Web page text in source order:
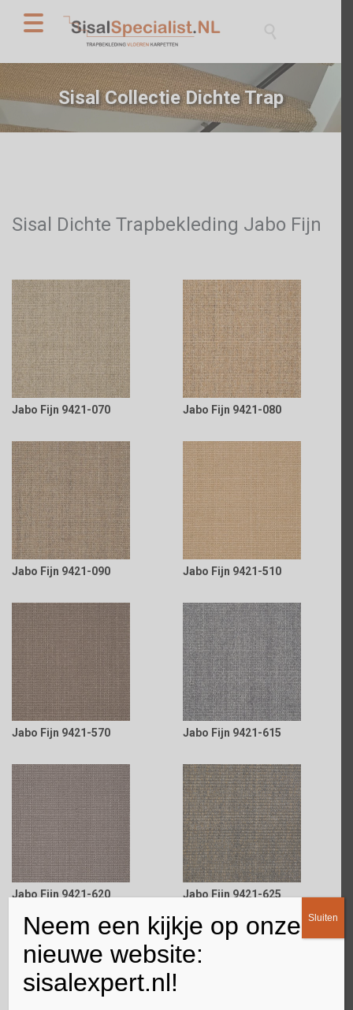
Sisal Collectie Dichte Trap
Sisal Dichte Trapbekleding Jabo Fijn
Jabo Fijn 9421-070 Jabo Fijn 9421-080
Jabo Fijn 9421-090 Jabo Fijn 9421-510
Jabo Fijn 9421-570 Jabo Fijn 9421-615
Jabo Fijn 9421-620 Jabo Fijn 9421-625
Neem een kijkje op onze
nieuwe website:
sisalexpert.nl!
Sluiten